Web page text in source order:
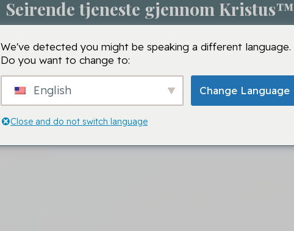
Seirende tjeneste gjennom Kristus™
We've detected you might be speaking a different language.
Do you want to change to:
English Change Language
Close and do not switch language